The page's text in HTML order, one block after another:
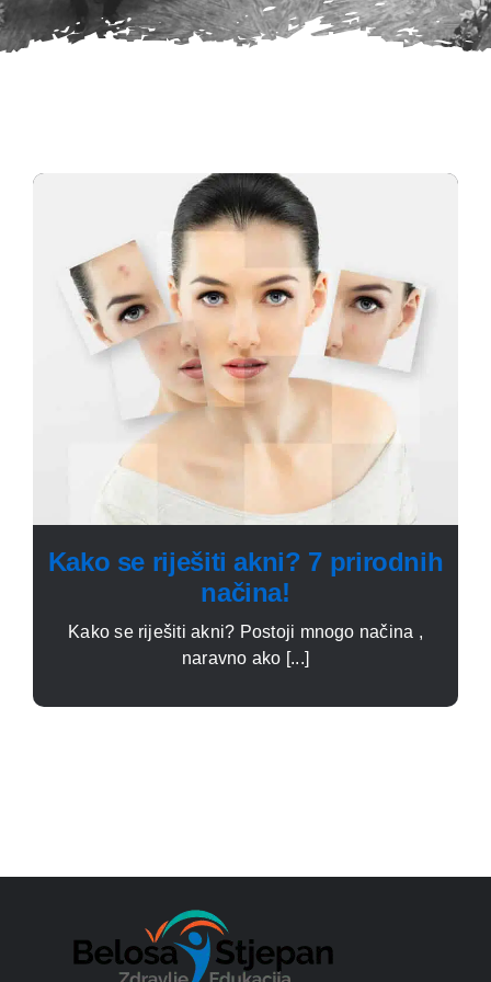
Kako se riješiti akni? 7 prirodnih
načina!
Kako se riješiti akni? Postoji mnogo načina ,
naravno ako [...]